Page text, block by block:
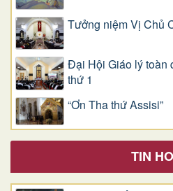
Tưởng niệm Vị Chủ
Đại Hội Giáo lý toàn
thứ 1
“Ơn Tha thứ Assisi”
TIN